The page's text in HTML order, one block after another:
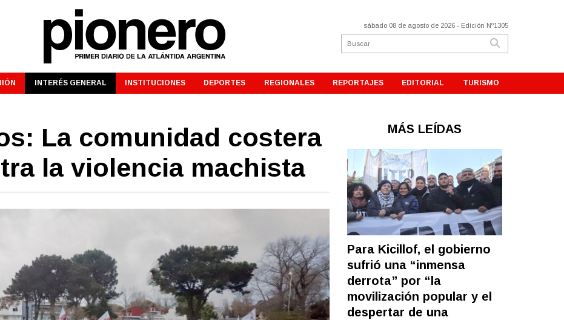
sábado 08 de agosto de 2026 - Edición Nº1305
INTERÉS GENERAL INSTITUCIONES DEPORTES REGIONALES REPORTAJES EDITORIAL TURISMO
La comunidad costera
la violencia machista
MÁS LEÍDAS
Para Kicillof, el gobierno
sufrió una “inmensa
derrota” por “la
movilización popular y el
despertar de una